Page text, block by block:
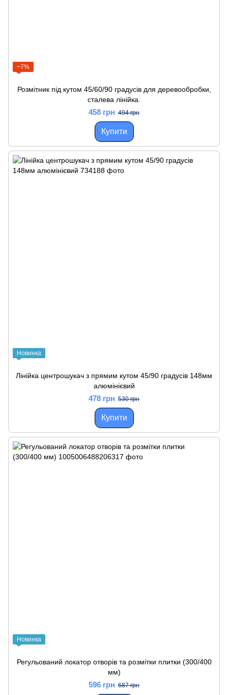
−7%
Розмітник під кутом 45/60/90 градусів для деревообробки,
сталева лінійка.
458 грн 494 грн
Купити
Новинка
Лінійка центрошукач з прямим кутом 45/90 градусів 148мм
алюмінієвий
478 грн 530 грн
Купити
Новинка
Регульований локатор отворів та розмітки плитки (300/400
мм)
596 грн 687 грн